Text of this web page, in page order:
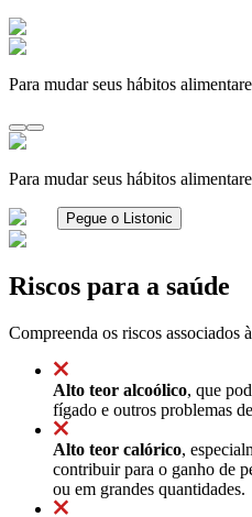
Para mudar seus hábitos
Para mudar seus hábitos
Pegue o Listonic
Riscos para a saúde
Compreenda os riscos associados
Alto teor alcoólico, que
fígado e outros problemas
Alto teor calórico,
contribuir para o ganho de
ou em grandes quantidades.